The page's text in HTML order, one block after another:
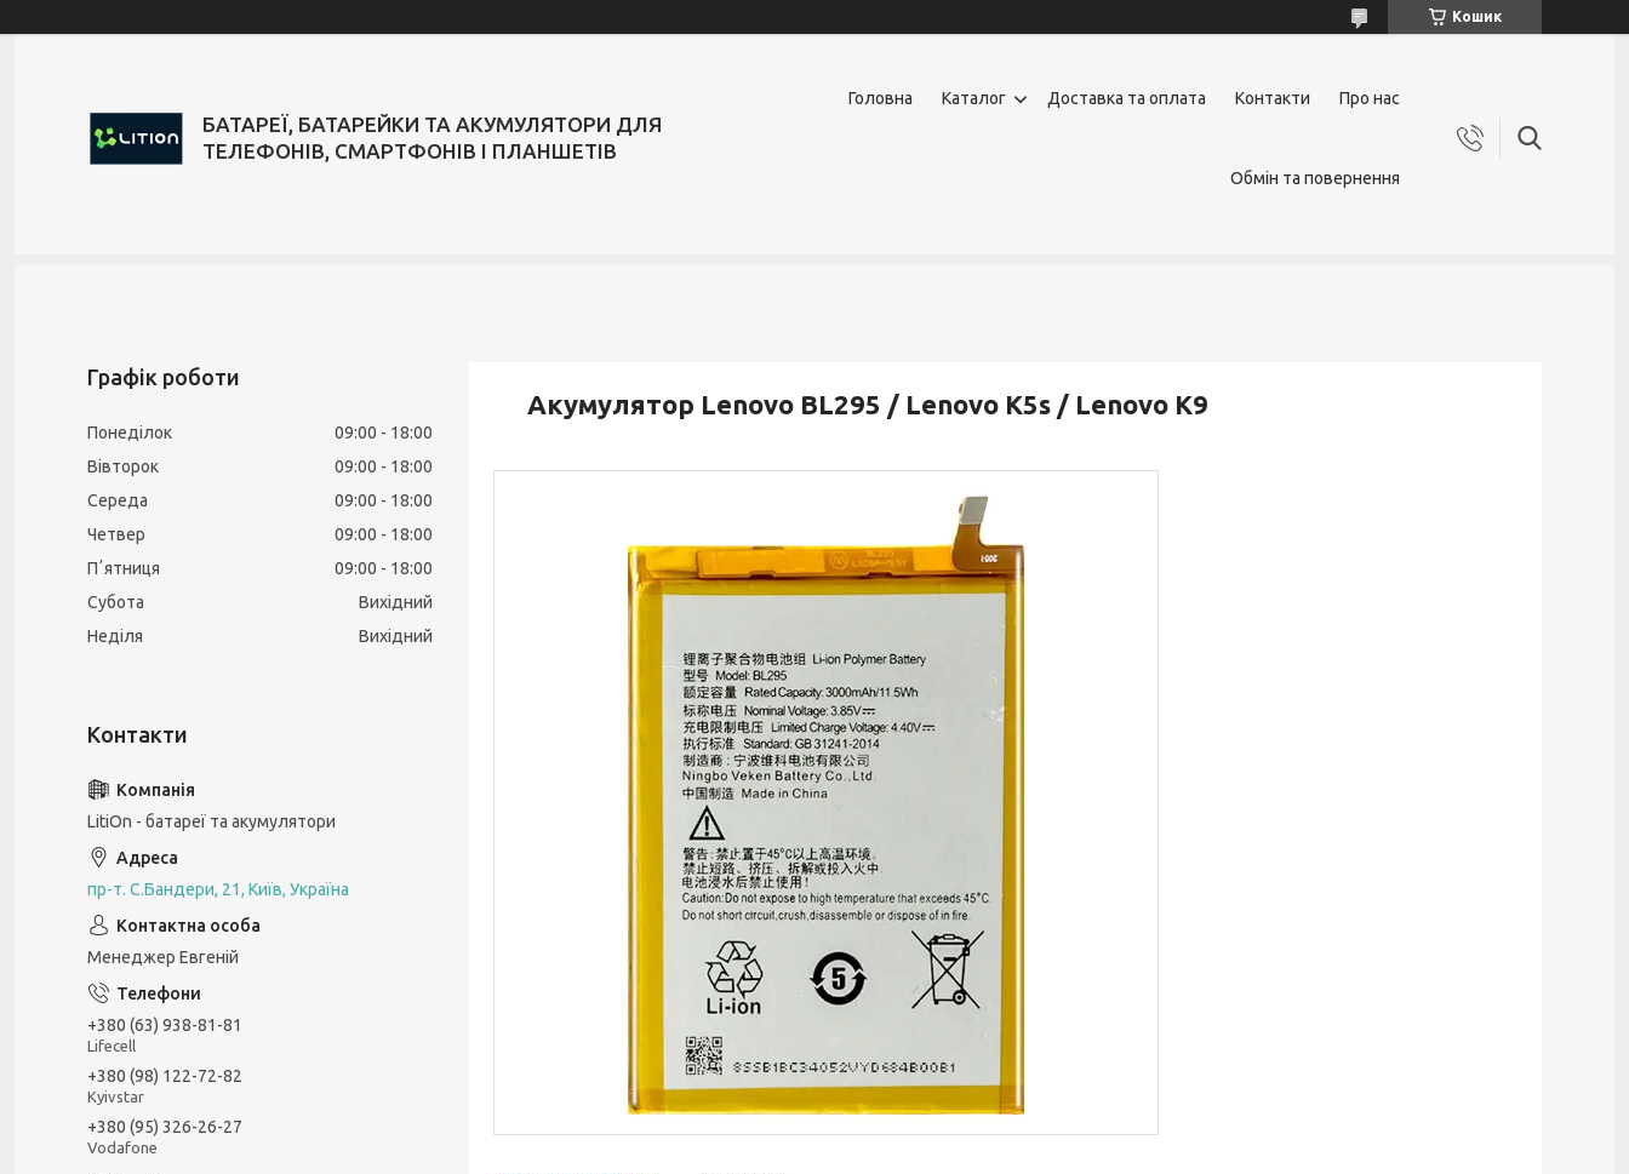
Кошик
БАТАРЕЇ, БАТАРЕЙКИ ТА АКУМУЛЯТОРИ ДЛЯ
ТЕЛЕФОНІВ, СМАРТФОНІВ І ПЛАНШЕТІВ
Головна Каталог Доставка та оплата Контакти Про нас
Обмін та повернення
Акумулятор Lenovo BL295 / Lenovo K5s / Lenovo K9
Графік роботи
Понеділок 09:00
18:00
Вівторок
09:00
18:00
Середа
09:00
18:00
Четвер
09:00
18:00
Пʼятниця
09:00
18:00
Субота
Вихідний
Неділя
Вихідний
LitiOn - батареї та акумулятори
пр-т. С.Бандери, 21, Київ, Україна
Менеджер Евгеній
+380 (63) 938-81-81
Lifecell
+380 (98) 122-72-82
Kyivstar
+380 (95) 326-26-27
Vodafone